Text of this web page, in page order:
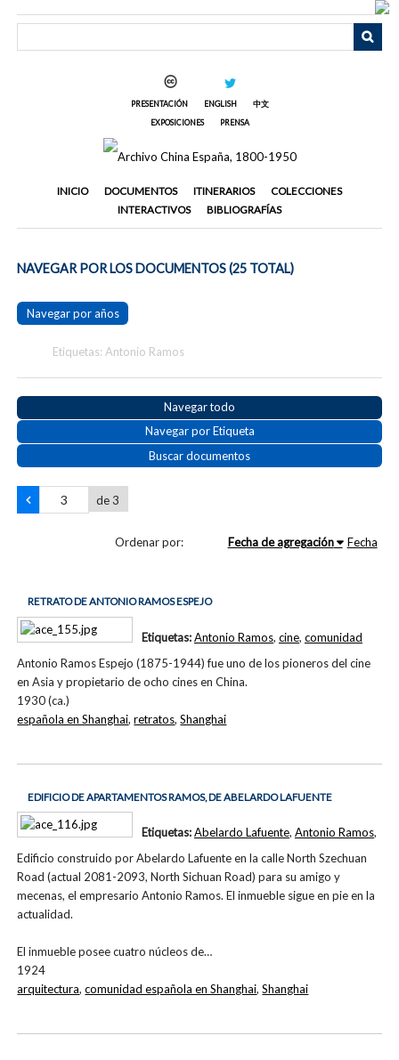
PRESENTACIÓN ENGLISH
中文
EXPOSICIONES
PRENSA
INICIO DOCUMENTOS ITINERARIOS
COLECCIONES
INTERACTIVOS
BIBLIOGRAFÍAS
NAVEGAR POR LOS DOCUMENTOS (25 TOTAL)
Navegar por años
Etiquetas: Antonio Ramos
Navegar todo
Navegar por Etiqueta
Buscar documentos
de 3
Ordenar por: Fecha de agregación Fecha
RETRATO DE ANTONIO RAMOS ESPEJO
Antonio Ramos Espejo (1875-1944) fue uno de los pioneros del cine
en Asia y propietario de ocho cines en China.
1930 (ca.)
Etiquetas:Antonio Ramos, cine, comunidad
española en Shanghai,retratos,Shanghai
EDIFICIO DE APARTAMENTOS RAMOS, DE ABELARDO LAFUENTE
Edificio construido por Abelardo Lafuente en la calle North Szechuan
Road (actual 2081-2093, North Sichuan Road) para su amigo y
mecenas, el empresario Antonio Ramos. El inmueble sigue en pie en la
actualidad.
El inmueble posee cuatro núcleos de…
1924
Etiquetas:Abelardo Lafuente, Antonio Ramos,
arquitectura,comunidad española en Shanghai,Shanghai